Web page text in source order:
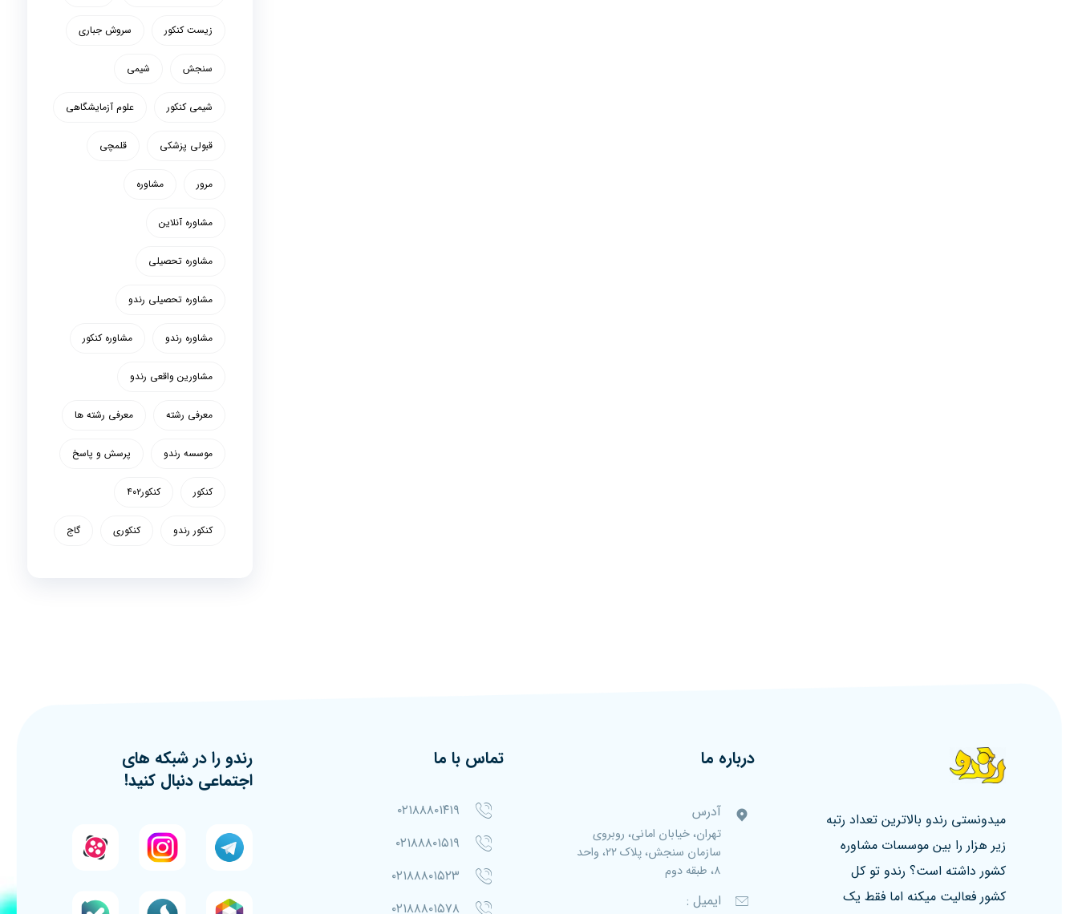
زیست کنکور سروش جباری
سنجش شیمی
شیمی کنکور علوم آزمایشگاهی
قبولی پزشکی قلمچی
مرور مشاوره
مشاوره آنلاین
مشاوره تحصیلی
مشاوره تحصیلی رندو
مشاوره رندو مشاوره کنکور
مشاورین واقعی رندو
معرفی رشته معرفی رشته ها
موسسه رندو پرسش و پاسخ
کنکور کنکور۴۰۲
کنکور رندو کنکوری گاج
میدونستی رندو بالاترین تعداد رتبه
زیر هزار را بین موسسات مشاوره
کشور داشته است؟ رندو تو کل
کشور فعالیت میکنه اما فقط یک
درباره ما
آدرس
تهران، خیابان امانی، روبروی
سازمان سنجش، پلاک ۲۲، واحد
۸، طبقه دوم
ایمیل :
تماس با ما
۰۲۱۸۸۸۰۱۴۱۹
۰۲۱۸۸۸۰۱۵۱۹
۰۲۱۸۸۸۰۱۵۲۳
۰۲۱۸۸۸۰۱۵۷۸
رندو را در شبکه های
اجتماعی دنبال کنید!